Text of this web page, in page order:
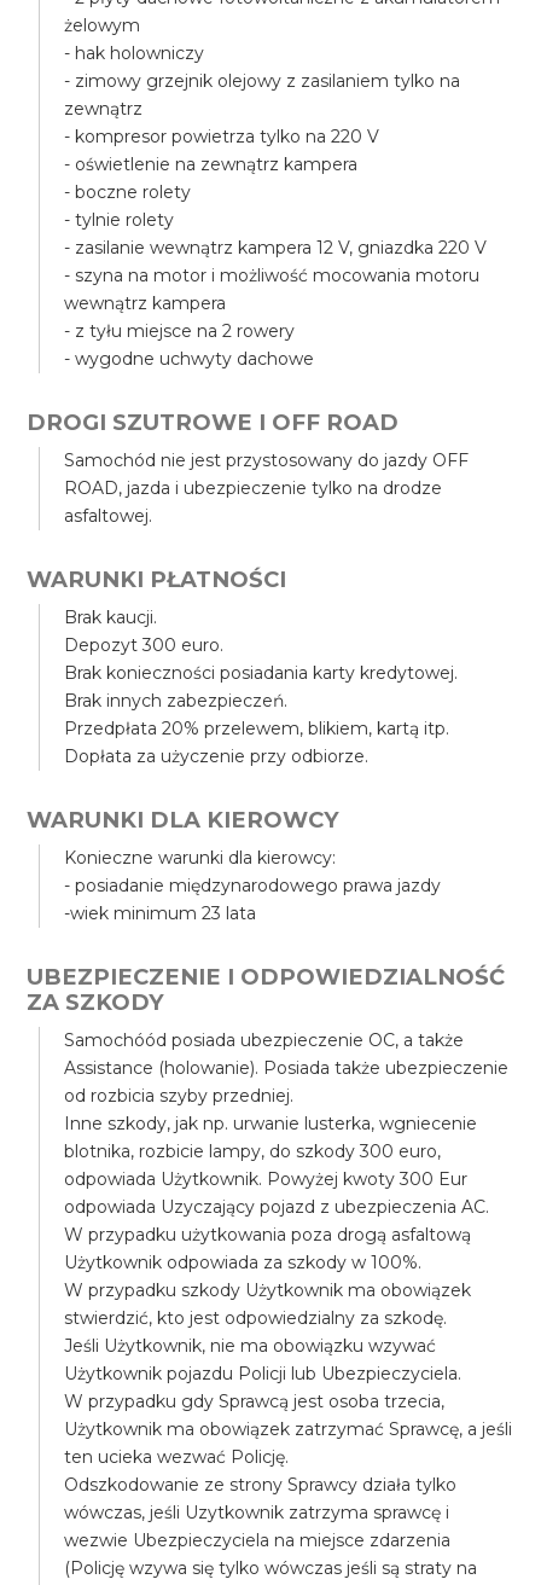
żelowym
- hak holowniczy
- zimowy grzejnik olejowy z zasilaniem tylko na
zewnątrz
- kompresor powietrza tylko na 220 V
- oświetlenie na zewnątrz kampera
- boczne rolety
- tylnie rolety
- zasilanie wewnątrz kampera 12 V, gniazdka 220 V
- szyna na motor i możliwość mocowania motoru
wewnątrz kampera
- z tyłu miejsce na 2 rowery
- wygodne uchwyty dachowe
DROGI SZUTROWE I OFF ROAD
Samochód nie jest przystosowany do jazdy OFF
ROAD, jazda i ubezpieczenie tylko na drodze
asfaltowej.
WARUNKI PŁATNOŚCI
Brak kaucji.
Depozyt 300 euro.
Brak konieczności posiadania karty kredytowej.
Brak innych zabezpieczeń.
Przedpłata 20% przelewem, blikiem, kartą itp.
Dopłata za użyczenie przy odbiorze.
WARUNKI DLA KIEROWCY
Konieczne warunki dla kierowcy:
- posiadanie międzynarodowego prawa jazdy
-wiek minimum 23 lata
UBEZPIECZENIE I ODPOWIEDZIALNOŚĆ
ZA SZKODY
Samochóód posiada ubezpieczenie OC, a także
Assistance (holowanie). Posiada także ubezpieczenie
od rozbicia szyby przedniej.
Inne szkody, jak np. urwanie lusterka, wgniecenie
blotnika, rozbicie lampy, do szkody 300 euro,
odpowiada Użytkownik. Powyżej kwoty 300 Eur
odpowiada Uzyczający pojazd z ubezpieczenia AC.
W przypadku użytkowania poza drogą asfaltową
Użytkownik odpowiada za szkody w 100%.
W przypadku szkody Użytkownik ma obowiązek
stwierdzić, kto jest odpowiedzialny za szkodę.
Jeśli Użytkownik, nie ma obowiązku wzywać
Użytkownik pojazdu Policji lub Ubezpieczyciela.
W przypadku gdy Sprawcą jest osoba trzecia,
Użytkownik ma obowiązek zatrzymać Sprawcę, a jeśli
ten ucieka wezwać Policję.
Odszkodowanie ze strony Sprawcy działa tylko
wówczas, jeśli Uzytkownik zatrzyma sprawcę i
wezwie Ubezpieczyciela na miejsce zdarzenia
(Policję wzywa się tylko wówczas jeśli są straty na